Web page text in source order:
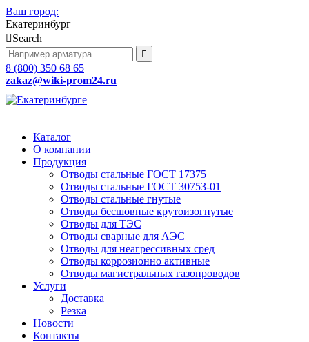
Ваш город:
Екатеринбург
Search
8 (800) 350 68 65
zakaz@wiki-prom24.ru
Каталог
О компании
Продукция
Отводы стальные ГОСТ 17375
Отводы стальные ГОСТ 30753-01
Отводы стальные гнутые
Отводы бесшовные крутоизогнутые
Отводы для ТЭС
Отводы сварные для АЭС
Отводы для неагрессивных сред
Отводы коррозионно активные
Отводы магистральных газопроводов
Услуги
Доставка
Резка
Новости
Контакты